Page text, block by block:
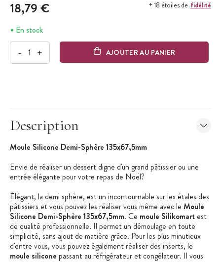
18,79 € + 18 étoiles de fidélité
En stock
- + AJOUTER AU PANIER
Description
Moule Silicone Demi-Sphère 135x67,5mm
Envie de réaliser un dessert digne d'un grand pâtissier ou une
entrée élégante pour votre repas de Noël?
Élégant, la demi sphère, est un incontournable sur les étales des
pâtissiers et vous pouvez les réaliser vous même avec le Moule
Silicone Demi-Sphère 135x67,5mm. Ce moule Silikomart est
de qualité professionnelle. Il permet un démoulage en toute
simplicité, sans ajout de matière grâce. Pour les plus minutieux
d'entre vous, vous pouvez également réaliser des inserts, le
moule silicone passant au réfrigérateur et congélateur. Il vous